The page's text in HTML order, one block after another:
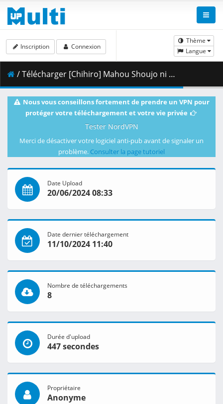
Thème
Langue
Inscription Connexion
/ Télécharger [Chihiro] Mahou Shoujo ni Akogarete 13 [Blu-ray 1080p HEVC FLAC][EE35099C].mkv.006 ( 449.96 MB )
Nous vous conseillons fortement de prendre un VPN pour
protéger votre téléchargement et votre vie privée
Tester NordVPN
Merci de désactiver votre logiciel anti-pub avant de signaler un
problème. Consulter la page tutoriel
Date Upload
20/06/2024 08:33
Date dernier téléchargement
11/10/2024 11:40
Nombre de téléchargements
8
Durée d'upload
447 secondes
Propriétaire
Anonyme